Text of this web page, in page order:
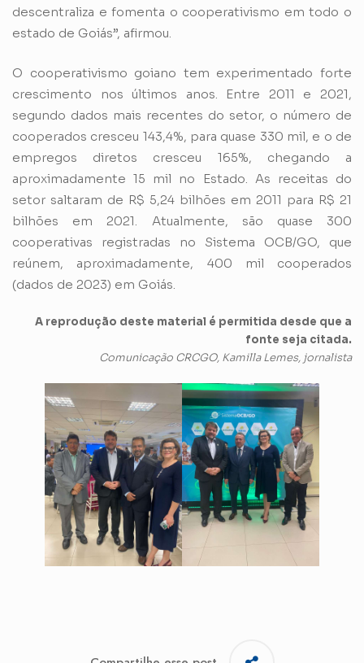
descentraliza e fomenta o cooperativismo em todo o
estado de Goiás”, afirmou.
O cooperativismo goiano tem experimentado forte
crescimento nos últimos anos. Entre 2011 e 2021,
segundo dados mais recentes do setor, o número de
cooperados cresceu 143,4%, para quase 330 mil, e o de
empregos diretos cresceu 165%, chegando a
aproximadamente 15 mil no Estado. As receitas do
setor saltaram de R$ 5,24 bilhões em 2011 para R$ 21
bilhões em 2021. Atualmente, são quase 300
cooperativas registradas no Sistema OCB/GO, que
reúnem, aproximadamente, 400 mil cooperados
(dados de 2023) em Goiás.
A reprodução deste material é permitida desde que a
fonte seja citada.
Comunicação CRCGO, Kamilla Lemes, jornalista